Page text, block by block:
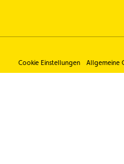
Cookie Einstellungen Allgemeine